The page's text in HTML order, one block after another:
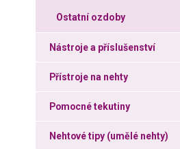
Ostatní ozdoby
Nástroje a příslušenství
Přístroje na nehty
Pomocné tekutiny
Nehtové tipy (umělé nehty)